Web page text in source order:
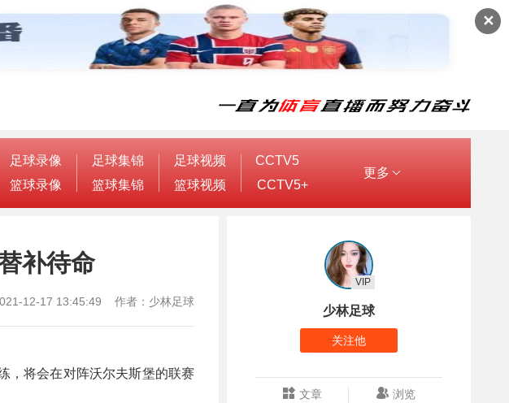
✕
足球录像
篮球录像
足球集锦
篮球集锦
足球视频
篮球视频
CCTV5
CCTV5+
更多
补待命
12-17 13:45:49 作者：少林足球
，将会在对阵沃尔夫斯堡的联赛
少林足球
VIP
关注他
文章
浏览